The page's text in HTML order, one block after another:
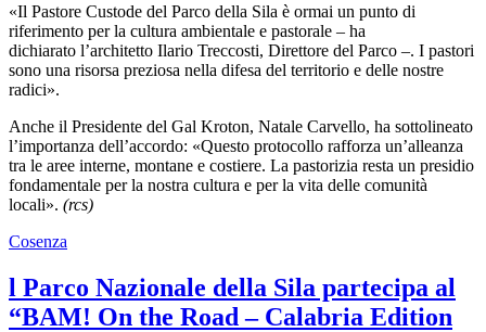
«Il Pastore Custode del Parco della Sila è ormai un punto di
riferimento per la cultura ambientale e pastorale – ha
dichiarato l’architetto Ilario Treccosti, Direttore del Parco –. I pastori
sono una risorsa preziosa nella difesa del territorio e delle nostre
radici».
Anche il Presidente del Gal Kroton, Natale Carvello, ha sottolineato
l’importanza dell’accordo: «Questo protocollo rafforza un’alleanza
tra le aree interne, montane e costiere. La pastorizia resta un presidio
fondamentale per la nostra cultura e per la vita delle comunità
locali». (rcs)
Cosenza
l Parco Nazionale della Sila partecipa al
“BAM! On the Road – Calabria Edition